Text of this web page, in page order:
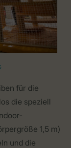
für die
die speziell
1,5 m)
und die